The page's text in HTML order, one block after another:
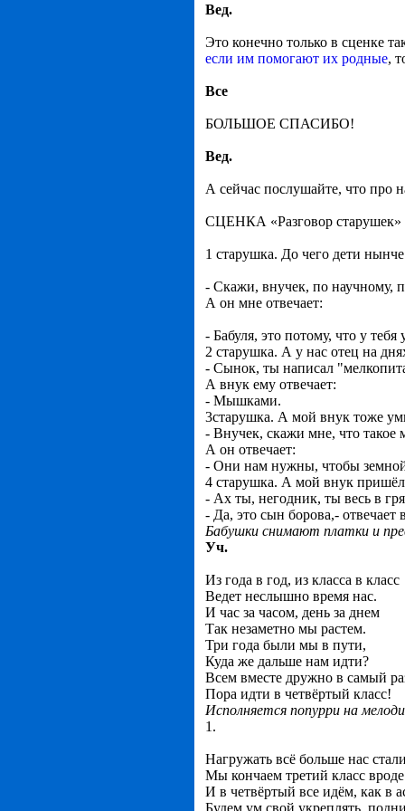
Вед.
Это конечно только в сценке
если им помогают их родные,
Все
БОЛЬШОЕ СПАСИБО!
Вед.
А сейчас послушайте, что про
СЦЕНКА «Разговор старушек»
1 старушка. До чего дети
- Скажи, внучек, по научному,
А он мне отвечает:
- Бабуля, это потому, что у тебя
2 старушка. А у нас отец на
- Сынок, ты написал
А внук ему отвечает:
- Мышками.
3старушка. А мой внук тоже
- Внучек, скажи мне, что такое
А он отвечает:
- Они нам нужны, чтобы
4 старушка. А мой внук пришёл
- Ах ты, негодник, ты весь в
- Да, это сын борова,- отвечает
Бабушки снимают платки и
Уч.
Из года в год, из класса в класс
Ведет неслышно время нас.
И час за часом, день за днем
Так незаметно мы растем.
Три года были мы в пути,
Куда же дальше нам идти?
Всем вместе дружно в самый
Пора идти в четвёртый класс!
Исполняется попурри на
1.
Нагружать всё больше нас
Мы кончаем третий класс
И в четвёртый все идём, как в
Будем ум свой укреплять,